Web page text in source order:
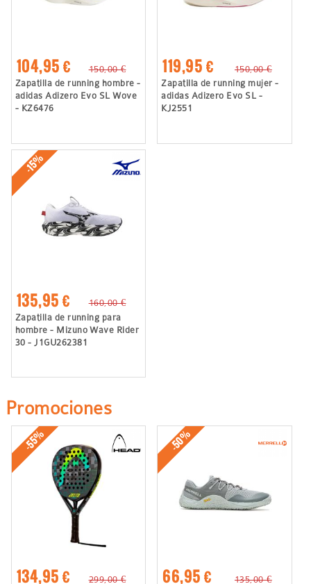
104,95 €
150,00 €
Zapatilla de running hombre -
adidas Adizero Evo SL Wove
- KZ6476
119,95 €
150,00 €
Zapatilla de running mujer -
adidas Adizero Evo SL -
KJ2551
-15%
135,95 €
160,00 €
Zapatilla de running para
hombre - Mizuno Wave Rider
30 - J1GU262381
Promociones
-55%
134,95 €
299,00 €
-50%
66,95 €
135,00 €